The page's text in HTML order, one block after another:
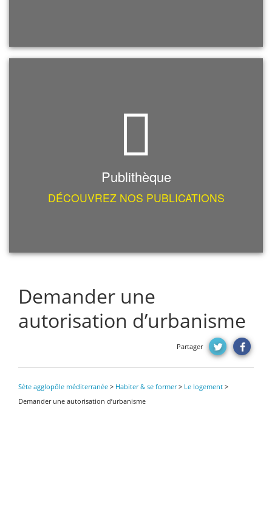
Publithèque
DÉCOUVREZ NOS PUBLICATIONS
Demander une
autorisation d’urbanisme
Partager
Sète agglopôle méditerranée > Habiter & se former> Le logement >
Demander une autorisation d’urbanisme